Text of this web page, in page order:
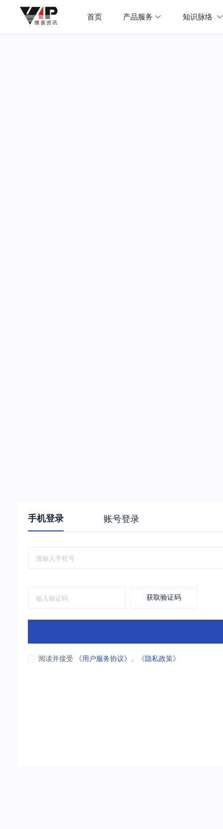
首页 产品服务 知识脉络
手机登录 账号登录
获取验证码
阅读并接受 《用户服务协议》 、 《隐私政策》